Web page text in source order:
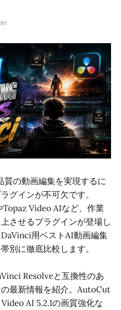
質の動画編集を実現するに
グインが不可欠です。
Video AIなど、作業
させるプラグインが登場し
用ベストAI動画編集
別に徹底比較します。
Resolveと互換性のあ
最新情報を紹介。AutoCut
AI 5.2.1の画質強化な